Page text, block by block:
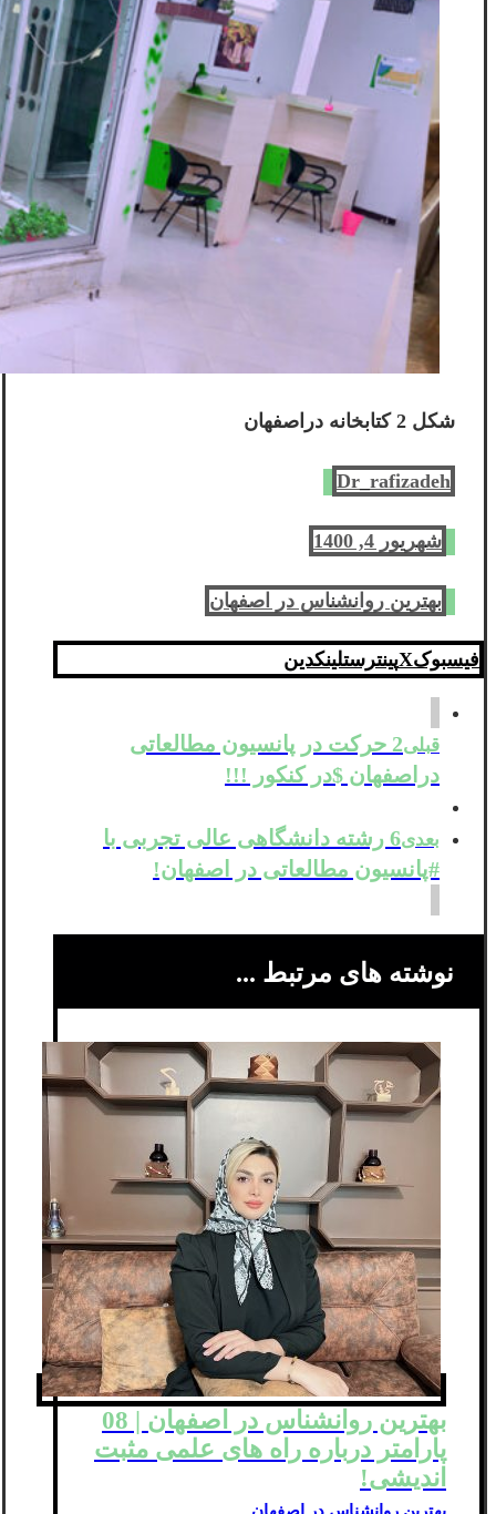
شکل 2 کتابخانه دراصفهان
Dr_rafizadeh
شهریور 4, 1400
بهترین روانشناس در اصفهان
فیسبوکXپینترستلینکدین
قبلی
2 حرکت در پانسیون مطالعاتی
دراصفهان $در کنکور !!!
بعدی
6 رشته دانشگاهی عالی تجربی با
#پانسیون مطالعاتی در اصفهان!
نوشته های مرتبط ...
بهترین روانشناس در اصفهان | 08
پارامتر درباره راه های علمی مثبت
اندیشی!